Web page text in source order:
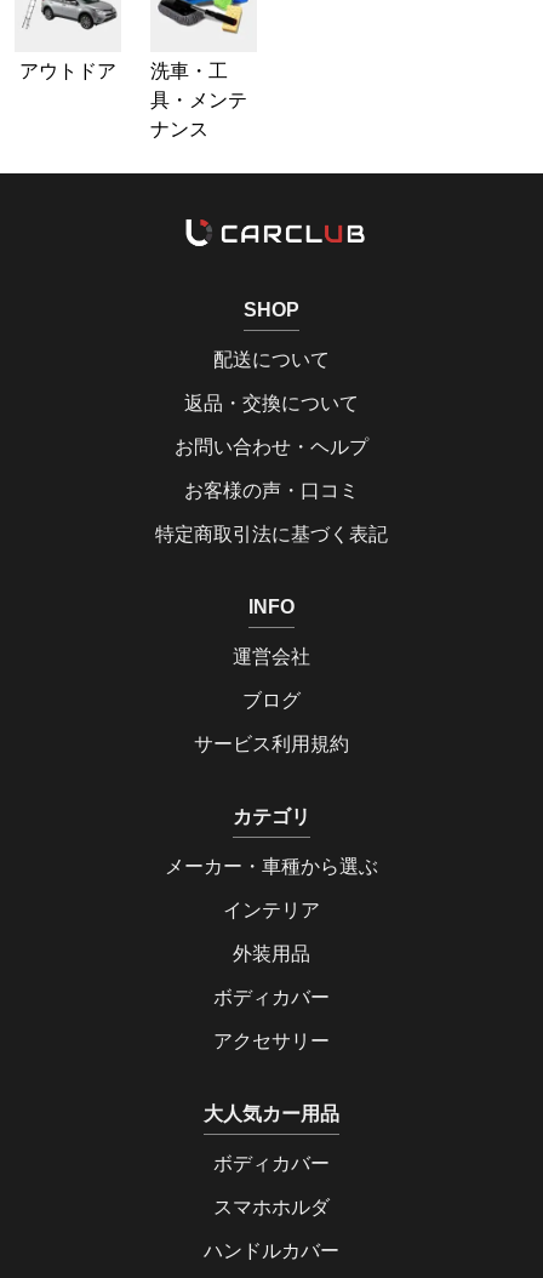
アウトドア
洗車・工
具・メンテ
ナンス
SHOP
配送について
返品・交換について
お問い合わせ・ヘルプ
お客様の声・口コミ
特定商取引法に基づく表記
INFO
運営会社
ブログ
サービス利用規約
カテゴリ
メーカー・車種から選ぶ
インテリア
外装用品
ボディカバー
アクセサリー
大人気カー用品
ボディカバー
スマホホルダ
ハンドルカバー